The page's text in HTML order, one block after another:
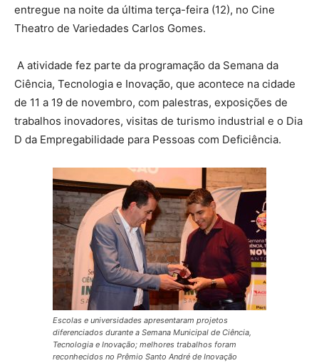
entregue na noite da última terça-feira (12), no Cine
Theatro de Variedades Carlos Gomes.
A atividade fez parte da programação da Semana da
Ciência, Tecnologia e Inovação, que acontece na cidade
de 11 a 19 de novembro, com palestras, exposições de
trabalhos inovadores, visitas de turismo industrial e o Dia
D da Empregabilidade para Pessoas com Deficiência.
Escolas e universidades apresentaram projetos
diferenciados durante a Semana Municipal de Ciência,
Tecnologia e Inovação; melhores trabalhos foram
reconhecidos no Prêmio Santo André de Inovação